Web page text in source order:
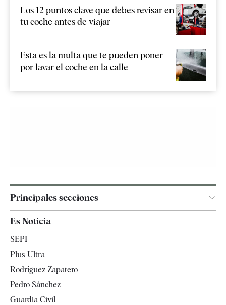
Los 12 puntos clave que debes revisar en
tu coche antes de viajar
Esta es la multa que te pueden poner
por lavar el coche en la calle
Principales secciones
Televisión
Es Noticia
SEPI
Plus Ultra
Rodríguez Zapatero
Pedro Sánchez
Guardia Civil